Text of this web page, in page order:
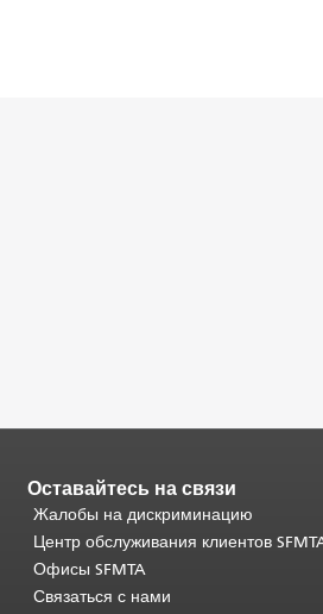
Оставайтесь на связи
Жалобы на дискриминацию
Центр обслуживания клиентов
Офисы SFMTA
Связаться с нами